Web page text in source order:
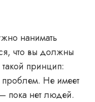
нанимать
что вы должны
принцип:
проблем. Не имеет
пока нет людей.